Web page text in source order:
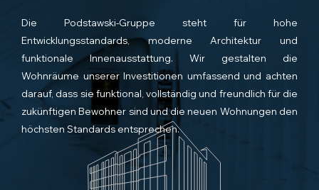
Die Podstawski-Gruppe steht für hohe
Entwicklungsstandards, moderne Architektur und
funktionale Innenausstattung. Wir gestalten die
Wohnräume unserer Investitionen umfassend und achten
darauf, dass sie funktional, vollständig und freundlich für die
zukünftigen Bewohner sind und die neuen Wohnungen den
höchsten Standards entsprechen.